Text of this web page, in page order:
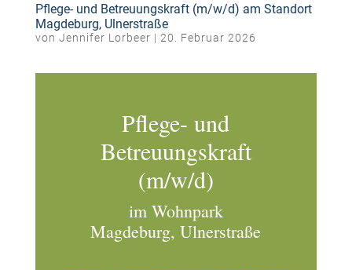
Pflege- und Betreuungskraft (m/w/d) am Standort
Magdeburg, Ulnerstraße
von Jennifer Lorbeer | 20. Februar 2026
Pflege- und
Betreuungskraft
(m/w/d)
im Wohnpark
Magdeburg, Ulnerstraße